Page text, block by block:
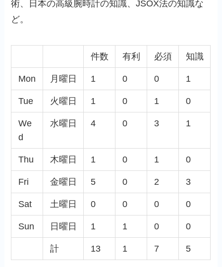
術、日本の高級腕時計の知識、JSOX法の知識な
ど。
件数 有利 必須 知識
Mon 月曜日 1 0 0 1
Tue 火曜日 1 0 1 0
We
d
水曜日 4 0 3 1
Thu 木曜日 1 0 1 0
Fri 金曜日 5 0 2 3
Sat 土曜日 0 0 0 0
Sun 日曜日 1 1 0 0
計 13 1 7 5